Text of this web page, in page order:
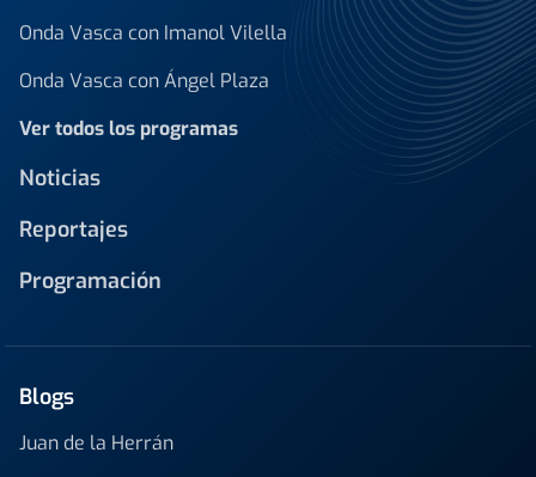
Onda Vasca con Imanol Vilella
Onda Vasca con Ángel Plaza
Ver todos los programas
Noticias
Reportajes
Programación
Blogs
Juan de la Herrán